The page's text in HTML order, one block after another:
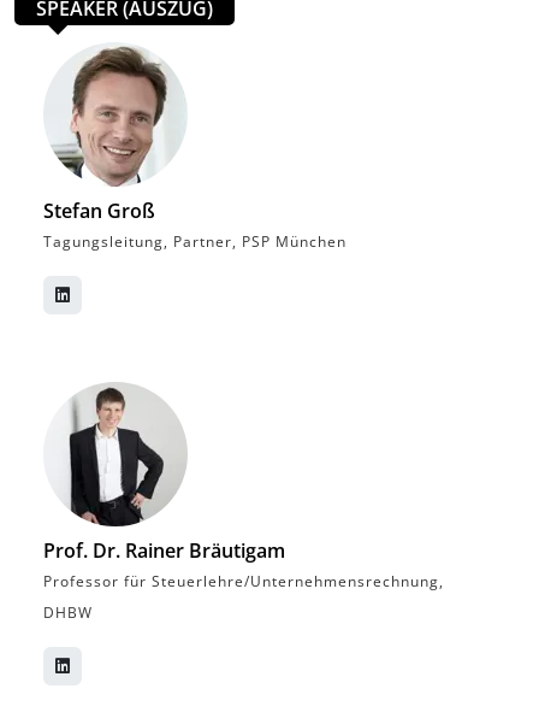
SPEAKER (AUSZUG)
Stefan Groß
Tagungsleitung, Partner, PSP München
Prof. Dr. Rainer Bräutigam
Professor für Steuerlehre/Unternehmensrechnung,
DHBW